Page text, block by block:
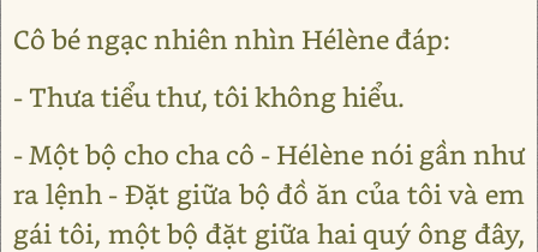
Cô bé ngạc nhiên nhìn Hélène đáp:
- Thưa tiểu thư, tôi không hiểu.
- Một bộ cho cha cô - Hélène nói gần như
ra lệnh - Đặt giữa bộ đồ ăn của tôi và em
gái tôi, một bộ đặt giữa hai quý ông đây,